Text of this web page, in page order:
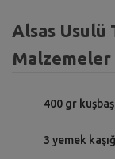
Alsas Usulü
Malzemeler
400 gr
3 yemek